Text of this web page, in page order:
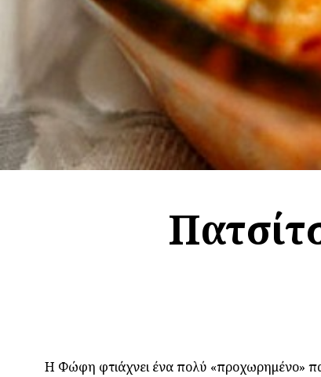
Η Φώφη φτιάχνει ένα πολύ «προχωρημένο»